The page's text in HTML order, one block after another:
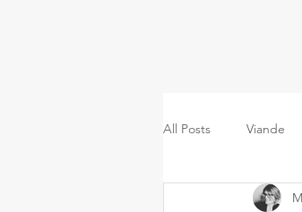
All Posts Viande
Pâtes, riz &